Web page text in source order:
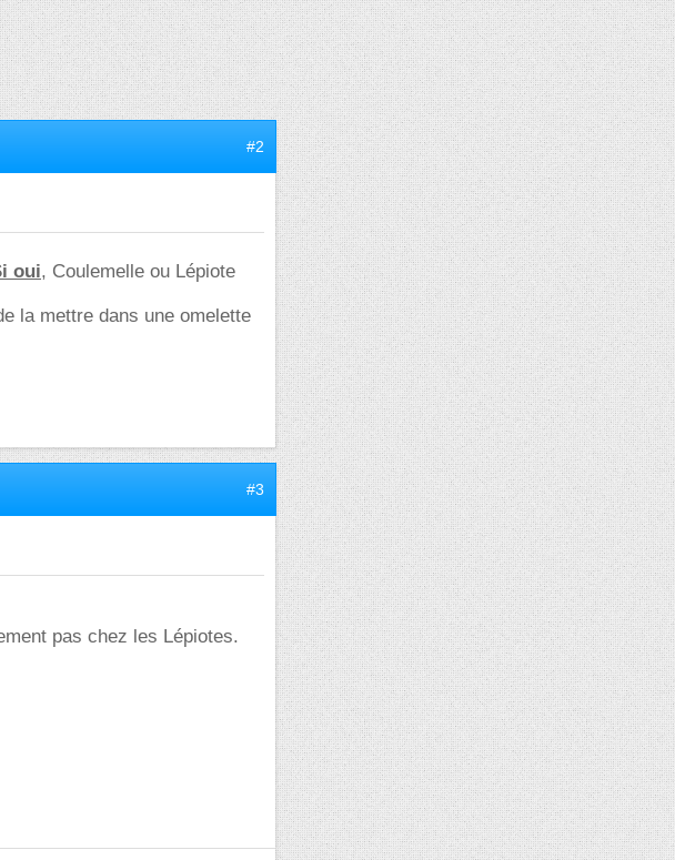
#2
oui, Coulemelle ou Lépiote
la mettre dans une omelette
#3
pas chez les Lépiotes.